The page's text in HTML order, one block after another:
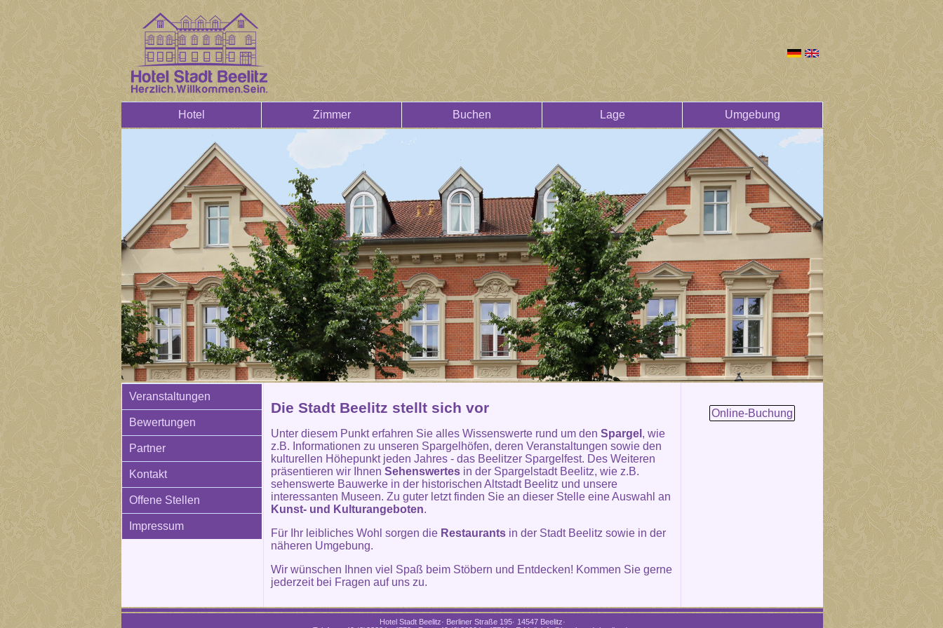
Hotel Zimmer Buchen Lage Umgebung
Veranstaltungen
Bewertungen
Partner
Kontakt
Offene Stellen
Impressum
Die Stadt Beelitz stellt sich vor
Unter diesem Punkt erfahren Sie alles Wissenswerte rund um den Spargel , wie
z.B. Informationen zu unseren Spargelhöfen, deren Veranstaltungen sowie den
kulturellen Höhepunkt jeden Jahres - das Beelitzer Spargelfest. Des Weiteren
präsentieren wir Ihnen Sehenswertes in der Spargelstadt Beelitz, wie z.B.
sehenswerte Bauwerke in der historischen Altstadt Beelitz und unsere
interessanten Museen. Zu guter letzt finden Sie an dieser Stelle eine Auswahl an
Kunst- und Kulturangeboten.
Für Ihr leibliches Wohl sorgen die Restaurants in der Stadt Beelitz sowie in der
näheren Umgebung.
Wir wünschen Ihnen viel Spaß beim Stöbern und Entdecken! Kommen Sie gerne
jederzeit bei Fragen auf uns zu.
Online-Buchung
Hotel Stadt Beelitz· Berliner Straße 195· 14547 Beelitz·